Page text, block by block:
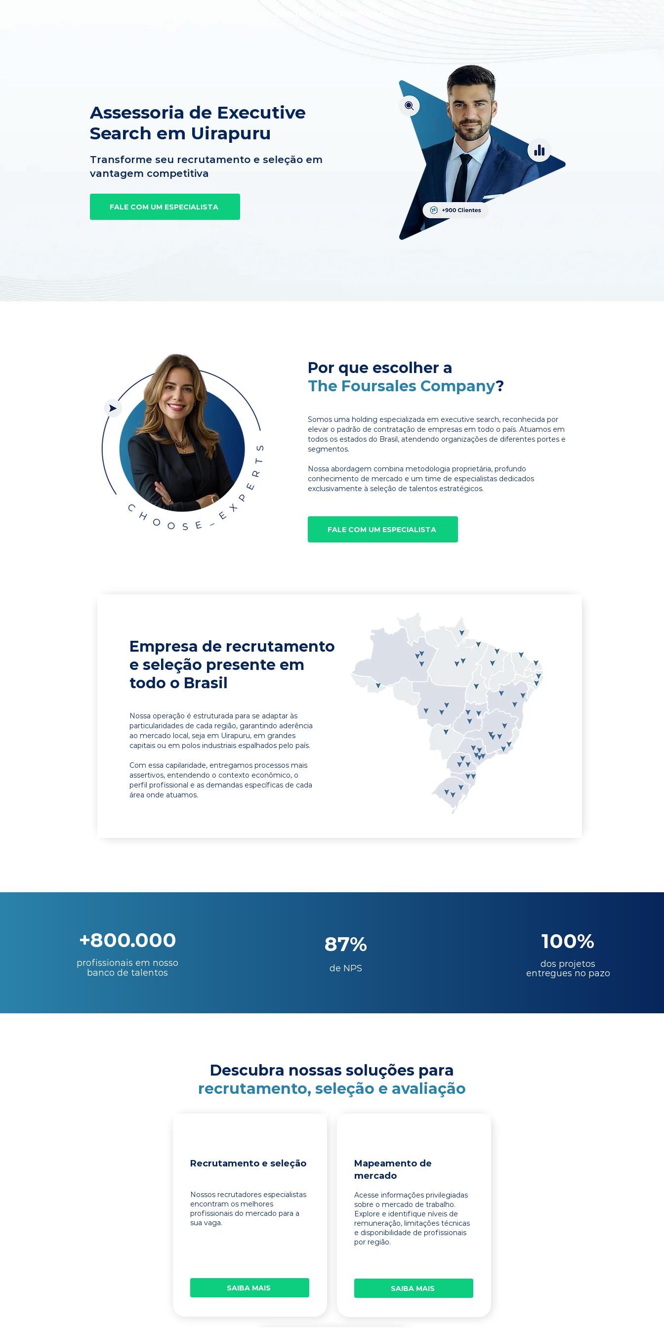
Assessoria de Executive
Search em Uirapuru
Transforme seu recrutamento e seleção em
vantagem competitiva
FALE COM UM ESPECIALISTA
Por que escolher a
The Foursales Company?
Somos uma holding especializada em executive search, reconhecida por
elevar o padrão de contratação de empresas em todo o país. Atuamos em
todos os estados do Brasil, atendendo organizações de diferentes portes e
segmentos.
Nossa abordagem combina metodologia proprietária, profundo
conhecimento de mercado e um time de especialistas dedicados
exclusivamente à seleção de talentos estratégicos.
FALE COM UM ESPECIALISTA
Empresa de recrutamento
e seleção presente em
todo o Brasil
Nossa operação é estruturada para se adaptar às
particularidades de cada região, garantindo aderência
ao mercado local, seja em Uirapuru, em grandes
capitais ou em polos industriais espalhados pelo país.
Com essa capilaridade, entregamos processos mais
assertivos, entendendo o contexto econômico, o
perfil profissional e as demandas específicas de cada
área onde atuamos.
+800.000
profissionais em nosso
banco de talentos
87%
de NPS
100%
dos projetos
entregues no pazo
Descubra nossas soluções para
recrutamento, seleção e avaliação
Recrutamento e seleção
Nossos recrutadores especialistas
encontram os melhores
profissionais do mercado para a
sua vaga.
SAIBA MAIS
Mapeamento de
mercado
Acesse informações privilegiadas
sobre o mercado de trabalho.
Explore e identifique níveis de
remuneração, limitações técnicas
e disponibilidade de profissionais
por região.
SAIBA MAIS